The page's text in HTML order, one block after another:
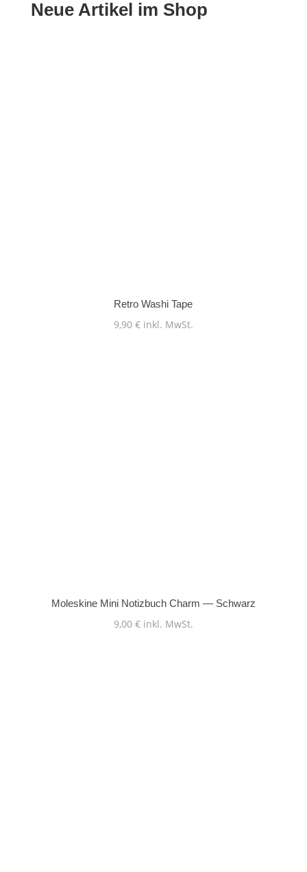
Neue Artikel im Shop
Retro Washi Tape
9,90 € inkl. MwSt.
Moleskine Mini Notizbuch Charm — Schwarz
9,00 € inkl. MwSt.